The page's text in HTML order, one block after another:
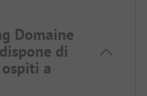
Domaine
di
a